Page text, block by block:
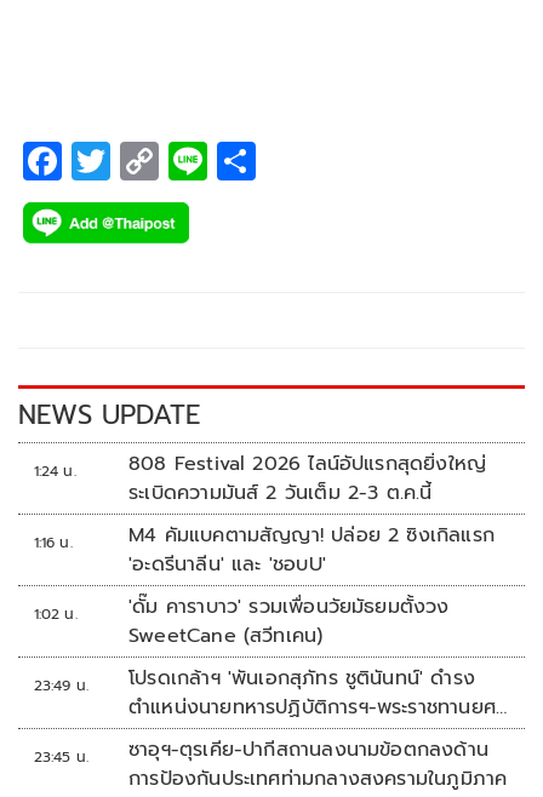
F
ac
e
k
T
wi
tt
C
o
p
k
Li
NEWS UPDATE
1:24 น.
808 Festival 2026 ไลน์อัปแรกสุดยิ่งใหญ่
ระเบิดความมันส์ 2 วันเต็ม 2-3 ต.ค.นี้
1:16 น.
M4 คัมแบคตามสัญญา! ปล่อย 2 ซิงเกิลแรก
'อะดรีนาลีน' และ 'ชอบU'
1:02 น.
'ดั๊ม คาราบาว' รวมเพื่อนวัยมัธยมตั้งวง
SweetCane (สวีทเคน)
23:49 น.
โปรดเกล้าฯ 'พันเอกสุภัทร ชูตินันทน์' ดำรง
ตำแหน่งนายทหารปฏิบัติการฯ-พระราชทานยศ
'พลตรี'
23:45 น.
ซาอุฯ-ตุรเคีย-ปากีสถานลงนามข้อตกลงด้าน
การป้องกันประเทศท่ามกลางสงครามในภูมิภาค